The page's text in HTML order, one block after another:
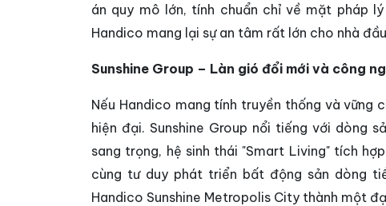
án quy mô lớn, tính chuẩn chỉ về mặt pháp
Handico mang lại sự an tâm rất lớn cho nhà
Sunshine Group – Làn gió đổi mới và công
Nếu Handico mang tính truyền thống và vững
hiện đại. Sunshine Group nổi tiếng với dòng
sang trọng, hệ sinh thái "Smart Living" tích
cùng tư duy phát triển bất động sản dòng
Handico Sunshine Metropolis City thành một